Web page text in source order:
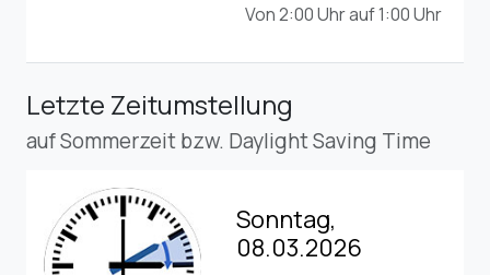
Von 2:00 Uhr auf 1:00 Uhr
Letzte Zeitumstellung
auf Sommerzeit bzw. Daylight Saving Time
Sonntag,
08.03.2026